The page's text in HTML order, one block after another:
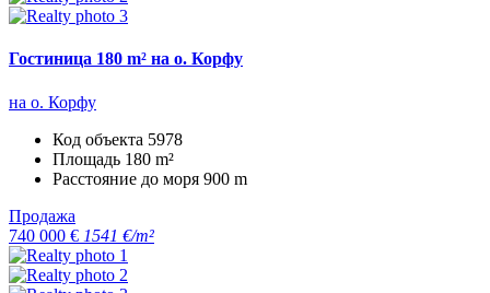
Гостиница 180 m² на о. Корфу
на о. Корфу
Код объекта 5978
Площадь 180 m²
Расстояние до моря 900 m
Продажа
740 000 € 1541 €/m²